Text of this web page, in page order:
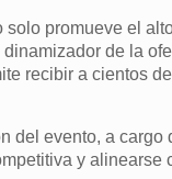
solo promueve el
de la
recibir a cientos
del evento, a
y alinearse